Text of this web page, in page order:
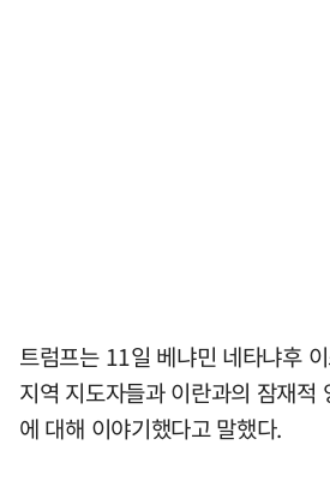
트럼프는 11일 베냐민 네타냐후
지역 지도자들과 이란과의 잠재적
에 대해 이야기했다고 말했다.